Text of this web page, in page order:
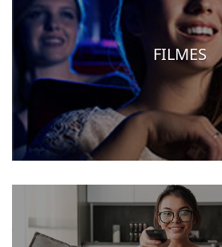
FILMES